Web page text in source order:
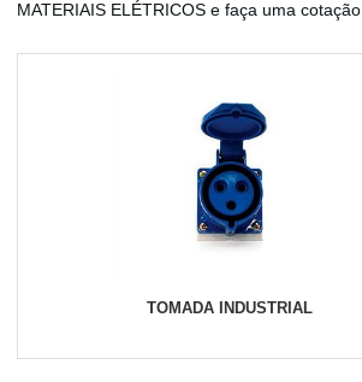
MATERIAIS ELÉTRICOS e faça uma cotação.
TOMADA INDUSTRIAL